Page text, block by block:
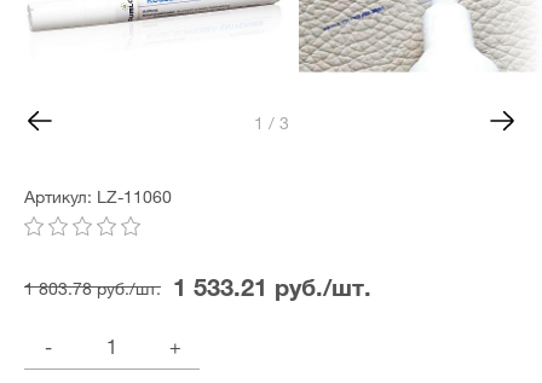
1 / 3
Артикул: LZ-11060
1 803.78 руб./шт. 1 533.21 руб./шт.
-
+